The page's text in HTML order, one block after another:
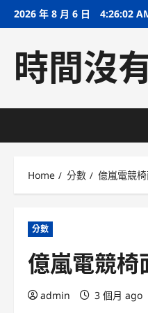
Skip2026 年 8 月 6 日 4:26:03
時間沒
Home 分數 億嵐電競
分數
億嵐電競椅
admin 3 個月 ago